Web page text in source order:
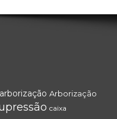
arborização Arborização
caixa